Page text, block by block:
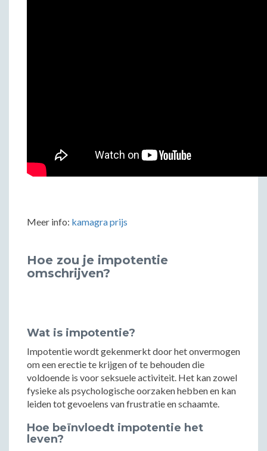
Meer info: kamagra prijs
Hoe zou je impotentie
omschrijven?
Wat is impotentie?
Impotentie wordt gekenmerkt door het onvermogen
om een erectie te krijgen of te behouden die
voldoende is voor seksuele activiteit. Het kan zowel
fysieke als psychologische oorzaken hebben en kan
leiden tot gevoelens van frustratie en schaamte.
Hoe beïnvloedt impotentie het
leven?